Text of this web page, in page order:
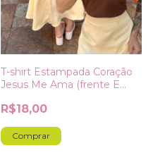
T-shirt Estampada Coração
Jesus Me Ama (frente E
R$18,00
Comprar